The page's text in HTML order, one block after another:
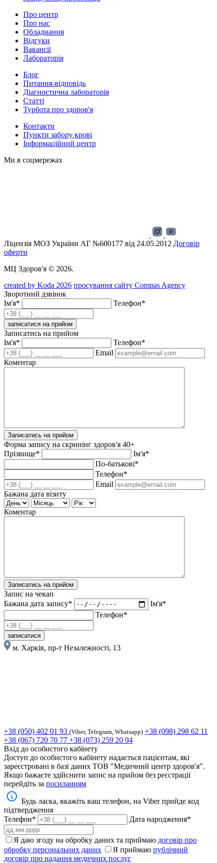
Про центр
Про нас
Обладнання
Відгуки
Вакансії
Лабораторія
Блог
Питання-відповідь
Діагностична лабораторія
Статті
Турбота про здоров'я
Контакти
Пункти забору крові
Інформаційний центр
Ми в соцмережах
Ліцензія МОЗ України АГ №600177 від 24.05.2012 Договір
оферти
МЦ Здоров'я © 2026.
created by Koda 2026 просування сайту Compas Agency
Зворотний дзвінок
Ім'я*
Телефон*
записатися на прийом
Записатись на прийом
Ім'я*
Телефон*
Email
Коментар
Записатись на прийом
Форма запису на скринінг здоров'я 40+
Прізвище*
Ім'я*
По-батькові*
Телефон*
Email
Бажана дата візиту
Коментар
Записатись на прийом
Запис на чекап
Бажана дата запису*
Ім'я*
Телефон*
записатися
м. Харків, пр-т Незалежності, 13
+38 (050) 402 01 93 (Viber, Telegram, Whatsapp) +38 (098) 298 62 11
+38 (067) 720 70 77 +38 (073) 259 20 94
Вхід до особистого кабінету
Доступ до особистого кабінету надається пацієнтам, які
зареєстровані в базі даних ТОВ "Медичний центр здоров'я".
Якщо бажаєте здійснити запис на прийом без реєстрації
перейдіть за посиланням
Будь ласка, вкажіть ваш телефон, на Viber прийде код
підтвердження
Телефон*
Дата народження*
Я даю згоду на обробку даних та приймаю договір про
обробку персональних даних
Я приймаю публічний
договір про надання медичних послуг